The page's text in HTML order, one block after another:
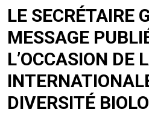
LE SECRÉTAIRE
MESSAGE
L’OCCASION DE
DIVERSITÉ